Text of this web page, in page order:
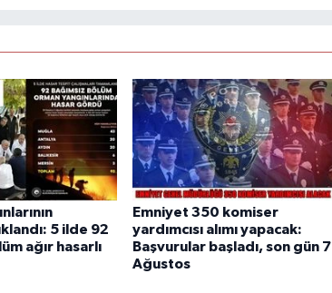
5 ilde 92
ağır hasarlı
Emniyet 350 komiser
yardımcısı alımı yapacak:
Başvurular başladı, son gün 7
Ağustos